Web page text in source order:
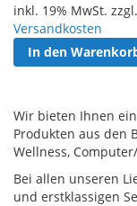
inkl. 19% MwSt. zzgl.
Versandkosten
In den
Wir bieten Ihnen
Produkten aus den
Wellness,
Bei allen unseren
und erstklassigen